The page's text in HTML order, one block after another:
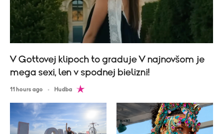
V Gottovej klipoch to graduje V najnovšom je
mega sexi, len v spodnej bielizni!
11 hours ago Hudba